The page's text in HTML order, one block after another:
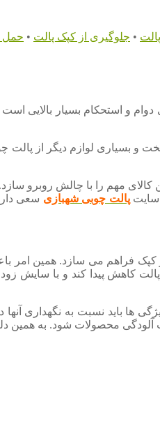
• جلوگیری از کپک پالت • حمل
و استحکام بسیار بالایی
و بسیاری لوازم دیگر از پالت
کالای مهم را با چالش روبرو سازد.
سایتپالت چوبی شهبازی سعی
فراهم می سازد. همین امر
کاهش پیدا کند و با سایش
ها باید نسبت به نگهداری
محصولات شود. به همین